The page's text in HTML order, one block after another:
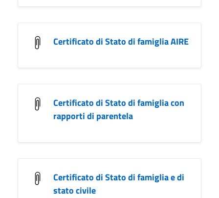
Certificato di Stato di famiglia AIRE
Certificato di Stato di famiglia con
rapporti di parentela
Certificato di Stato di famiglia e di
stato civile